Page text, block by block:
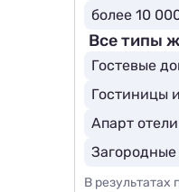
более 10
Все типы
Гостевые
Гостиницы
Апарт отели
Загородные
В результатах